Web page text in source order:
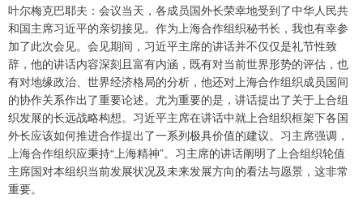
叶尔梅克巴耶夫：会议当天，各成员国外长荣幸地受到了中华人民共
和国主席习近平的亲切接见。作为上海合作组织秘书长，我也有幸参
加了此次会见。会见期间，习近平主席的讲话并不仅仅是礼节性致
辞，他的讲话内容深刻且富有内涵，既有对当前世界形势的评估，也
有对地缘政治、世界经济格局的分析，他还对上海合作组织成员国间
的协作关系作出了重要论述。尤为重要的是，讲话提出了关于上合组
织发展的长远战略构想。习近平主席在讲话中就上合组织框架下各国
外长应该如何推进合作提出了一系列极具价值的建议。习主席强调，
上海合作组织应秉持“上海精神”。习主席的讲话阐明了上合组织轮值
主席国对本组织当前发展状况及未来发展方向的看法与愿景，这非常
重要。